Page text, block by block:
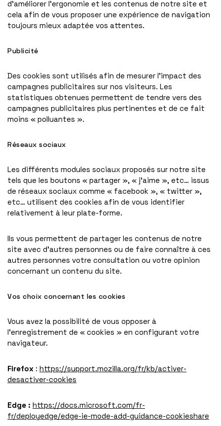
d’améliorer l’ergonomie et les contenus de notre site et
cela afin de vous proposer une expérience de navigation
toujours mieux adaptée vos attentes.
Publicité
Des cookies sont utilisés afin de mesurer l’impact des
campagnes publicitaires sur nos visiteurs. Les
statistiques obtenues permettent de tendre vers des
campagnes publicitaires plus pertinentes et de ce fait
moins « polluantes ».
Réseaux sociaux
Les différents modules sociaux proposés sur notre site
tels que les boutons « partager », « j’aime », etc… issus
de réseaux sociaux comme « facebook », « twitter »,
etc… utilisent des cookies afin de vous identifier
relativement à leur plate-forme.
Ils vous permettent de partager les contenus de notre
site avec d’autres personnes ou de faire connaître à ces
autres personnes votre consultation ou votre opinion
concernant un contenu du site.
Vos choix concernant les cookies
Vous avez la possibilité de vous opposer à
l’enregistrement de « cookies » en configurant votre
navigateur.
Firefox : https://support.mozilla.org/fr/kb/activer-
desactiver-cookies
Edge : https://docs.microsoft.com/fr-
fr/deployedge/edge-ie-mode-add-guidance-cookieshare